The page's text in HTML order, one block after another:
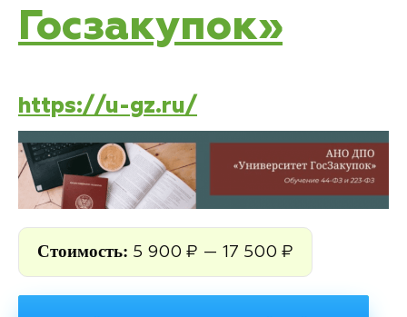
Госзакупок»
https://u-gz.ru/
Стоимость: 5 900 ₽ — 17 500 ₽